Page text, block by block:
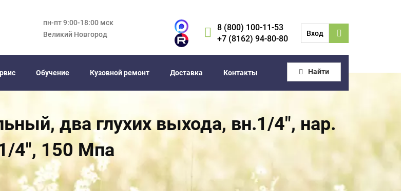
пн-пт 9:00-18:00 мск
Великий Новгород
8 (800) 100-11-53
+7 (8162) 94-80-80
Вход
Обучение Кузовной ремонт Доставка Контакты Найти
два глухих выхода, вн.1/4", нар.
4", 150 Мпа